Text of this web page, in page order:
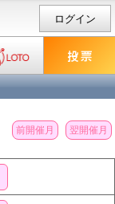
ログイン
前開催月 翌開催月